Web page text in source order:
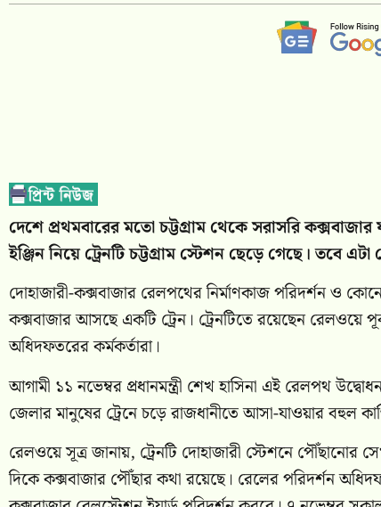
দেশে প্রথমবারের মতো চট্টগ্রাম থেকে সরাসরি
ইঞ্জিন নিয়ে ট্রেনটি চট্টগ্রাম স্টেশন ছেড়ে গেছে। তবে এটা
দোহাজারী-কক্সবাজার রেলপথের নির্মাণকাজ পরিদর্শন ও
কক্সবাজার আসছে একটি ট্রেন। ট্রেনটিতে রয়েছেন রেলওয়ে
অধিদফতরের কর্মকর্তারা।
আগামী ১১ নভেম্বর প্রধানমন্ত্রী শেখ হাসিনা এই রেলপথ
জেলার মানুষের ট্রেনে চড়ে রাজধানীতে আসা-যাওয়ার বহুল
রেলওয়ে সূত্র জানায়, ট্রেনটি দোহাজারী স্টেশনে পৌঁছানোর
দিকে কক্সবাজার পৌঁছার কথা রয়েছে। রেলের পরিদর্শন